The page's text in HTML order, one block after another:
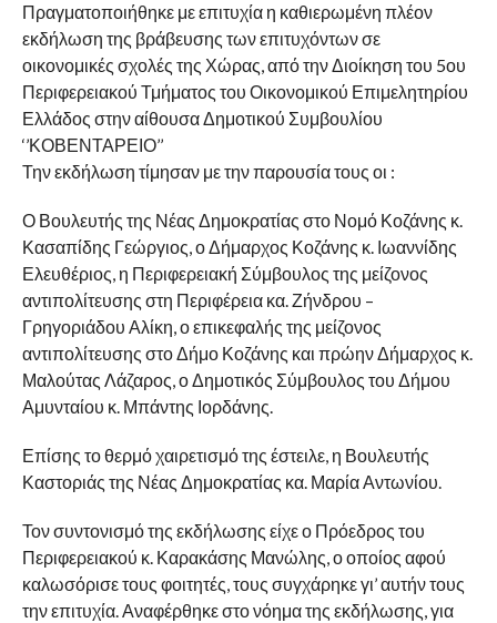
Πραγματοποιήθηκε με επιτυχία η καθιερωμένη πλέον
εκδήλωση της βράβευσης των επιτυχόντων σε
οικονομικές σχολές της Χώρας, από την Διοίκηση του 5ου
Περιφερειακού Τμήματος του Οικονομικού Επιμελητηρίου
Ελλάδος στην αίθουσα Δημοτικού Συμβουλίου
‘’ΚΟΒΕΝΤΑΡΕΙΟ’’
Την εκδήλωση τίμησαν με την παρουσία τους οι :
Ο Βουλευτής της Νέας Δημοκρατίας στο Νομό Κοζάνης κ.
Κασαπίδης Γεώργιος, ο Δήμαρχος Κοζάνης κ. Ιωαννίδης
Ελευθέριος, η Περιφερειακή Σύμβουλος της μείζονος
αντιπολίτευσης στη Περιφέρεια κα. Ζήνδρου –
Γρηγοριάδου Αλίκη, ο επικεφαλής της μείζονος
αντιπολίτευσης στο Δήμο Κοζάνης και πρώην Δήμαρχος κ.
Μαλούτας Λάζαρος, ο Δημοτικός Σύμβουλος του Δήμου
Αμυνταίου κ. Μπάντης Ιορδάνης.
Επίσης το θερμό χαιρετισμό της έστειλε, η Βουλευτής
Καστοριάς της Νέας Δημοκρατίας κα. Μαρία Αντωνίου.
Τον συντονισμό της εκδήλωσης είχε ο Πρόεδρος του
Περιφερειακού κ. Καρακάσης Μανώλης, ο οποίος αφού
καλωσόρισε τους φοιτητές, τους συγχάρηκε γι’ αυτήν τους
την επιτυχία. Αναφέρθηκε στο νόημα της εκδήλωσης, για